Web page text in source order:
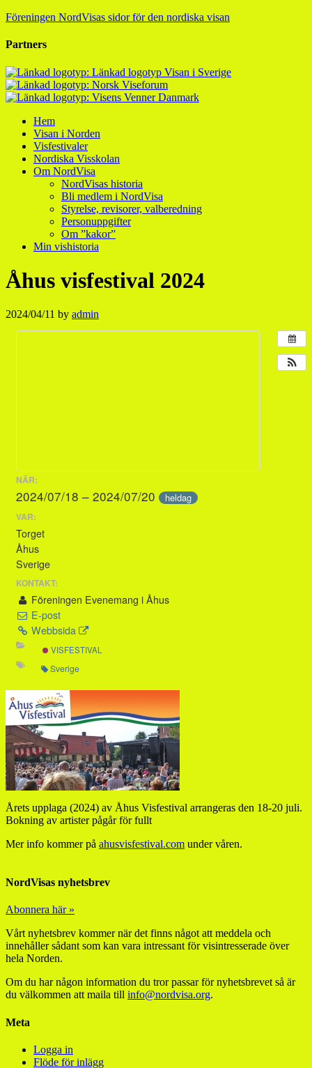
Föreningen NordVisas sidor för den nordiska visan
Partners
Hem
Visan i Norden
Visfestivaler
Nordiska Visskolan
Om NordVisa
NordVisas historia
Bli medlem i NordVisa
Styrelse, revisorer, valberedning
Personuppgifter
Om ”kakor”
Min vishistoria
Åhus visfestival 2024
2024/04/11 by admin
NÄR:
2024/07/18 – 2024/07/20 heldag
VAR:
Torget
Åhus
Sverige
KONTAKT:
Föreningen Evenemang i Åhus
E-post
Webbsida
VISFESTIVAL
Sverige
Årets upplaga (2024) av Åhus Visfestival arrangeras den 18-20 juli.
Bokning av artister pågår för fullt
Mer info kommer på ahusvisfestival.com under våren.
NordVisas nyhetsbrev
Abonnera här »
Vårt nyhetsbrev kommer när det finns något att meddela och
innehåller sådant som kan vara intressant för visintresserade över
hela Norden.
Om du har någon information du tror passar för nyhetsbrevet så är
du välkommen att maila till info@nordvisa.org.
Meta
Logga in
Flöde för inlägg